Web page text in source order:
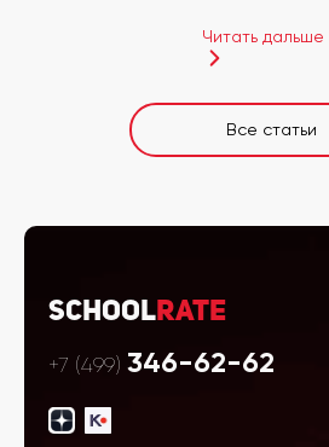
Читать дальше
Все статьи
SchoolRate
+7 (499) 346-62-62